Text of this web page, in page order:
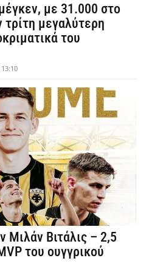
με 31.000 στο
τρίτη μεγαλύτερη
του
Μιλάν Βιτάλις – 2,5
του ουγγρικού